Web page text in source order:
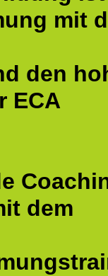
mit
den
ECA
dem